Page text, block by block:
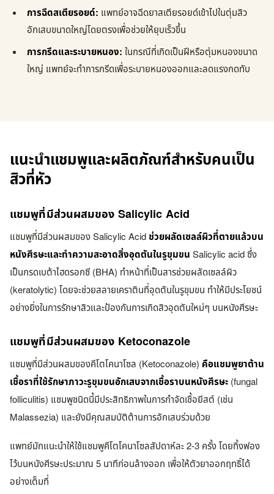
การฉีดสเตียรอยด์: แพทย์อาจฉีดยาสเตียรอยด์เข้าไปในตุ่มสิว
อักเสบขนาดใหญ่โดยตรงเพื่อช่วยให้ยุบเร็วขึ้น
การกรีดและระบายหนอง: ในกรณีที่เกิดเป็นฝีหรือตุ่มหนองขนาด
ใหญ่ แพทย์จะทำการกรีดเพื่อระบายหนองออกและลดแรงกดทับ
แนะนำแชมพูและผลิตภัณฑ์สำหรับคนเป็น
สิวที่หัว
แชมพูที่มีส่วนผสมของ Salicylic Acid
แชมพูที่มีส่วนผสมของ Salicylic Acidช่วยผลัดเซลล์ผิวที่ตายแล้วบน
หนังศีรษะและทำความสะอาดสิ่งอุดตันในรูขุมขน Salicylic acid ซึ่ง
เป็นกรดเบต้าไฮดรอกซี (BHA) ทำหน้าที่เป็นสารช่วยผลัดเซลล์ผิว
(keratolytic) โดยจะช่วยสลายเคราตินที่อุดตันในรูขุมขน ทำให้มีประโยชน์
อย่างยิ่งในการรักษาสิวและป้องกันการเกิดสิวอุดตันใหม่ๆ บนหนังศีรษะ
แชมพูที่มีส่วนผสมของ Ketoconazole
แชมพูที่มีส่วนผสมของคีโตโคนาโซล (Ketoconazole) คือแชมพูยาต้าน
เชื้อราที่ใช้รักษาภาวะรูขุมขนอักเสบจากเชื้อราบนหนังศีรษะ (fungal
folliculitis) แชมพูชนิดนี้มีประสิทธิภาพในการกำจัดเชื้อยีสต์ (เช่น
Malassezia) และยังมีคุณสมบัติต้านการอักเสบร่วมด้วย
แพทย์มักแนะนำให้ใช้แชมพูคีโตโคนาโซลสัปดาห์ละ 2-3 ครั้ง โดยทิ้งฟอง
ไว้บนหนังศีรษะประมาณ 5 นาทีก่อนล้างออก เพื่อให้ตัวยาออกฤทธิ์ได้
อย่างเต็มที่